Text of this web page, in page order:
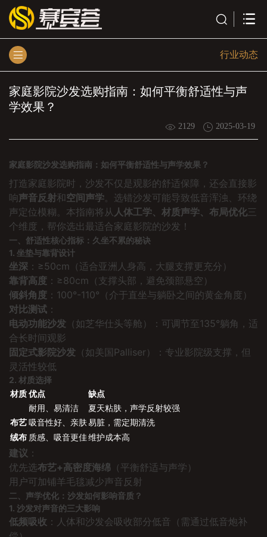
行业动态
家庭影院沙发选购指南：如何平衡舒适性与声
学效果？
2129 2025-03-19
家庭影院沙发选购指南：如何平衡舒适性与声学效果？
打造家庭影院时，沙发不仅是观影的舒适保障，还会直接影
响声音反射和 空间声学 。选错沙发可能导致低音浑浊、环绕
声定位模糊。本指南将从 人体工学、材质声学、布局优化三
个维度，帮你选出最适合家庭影院的沙发！
一、舒适性核心指标：久坐不累的秘诀
1. 坐垫与靠背设计
坐深 ：≥50cm（适合亚洲人身高，大腿支撑更充分）
靠背高度 ：≥80cm（支撑头部，避免颈部悬空）
倾斜角度 ：100°-110°（介于直坐与躺卧之间的黄金角度）
对比测试 ：
电动功能沙发 （如芝华仕头等舱）：可调节至135°躺角，适
合长时间观影
固定式影院沙发 （如美国Palliser）：专业影院级支撑，但
灵活性较低
2. 材质选择
材质 优点
缺点
耐用、易清洁
夏天粘肤，声学反射较强
布艺 吸音性好、亲肤易脏，需定期清洗
绒布 质感、吸音更佳维护成本高
建议 ：
优先选布艺+高密度海绵 （平衡舒适与声学）
用户可加铺羊毛毯减少声音反射
二、声学优化：沙发如何影响音质？
1. 沙发对声音的三大影响
低频吸收 ：人体和沙发会吸收部分低音（需通过低音炮补